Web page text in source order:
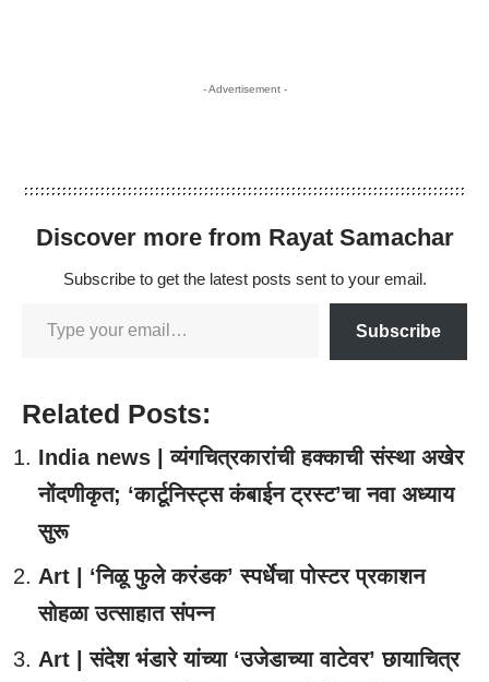
- Advertisement -
Discover more from Rayat Samachar
Subscribe to get the latest posts sent to your email.
Subscribe
Related Posts:
India news | व्यंगचित्रकारांची हक्काची संस्था अखेर
नोंदणीकृत; ‘कार्टूनिस्ट्स कंबाईन ट्रस्ट’चा नवा अध्याय
सुरू
Art | ‘निळू फुले करंडक’ स्पर्धेचा पोस्टर प्रकाशन
सोहळा उत्साहात संपन्न
Art | संदेश भंडारे यांच्या ‘उजेडाच्या वाटेवर’ छायाचित्र